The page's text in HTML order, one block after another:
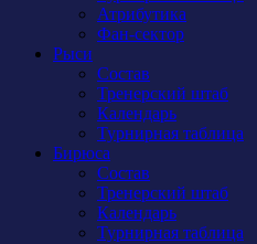
Атрибутика
Фан-сектор
Рыси
Состав
Тренерский штаб
Календарь
Турнирная таблица
Бирюса
Состав
Тренерский штаб
Календарь
Турнирная таблица